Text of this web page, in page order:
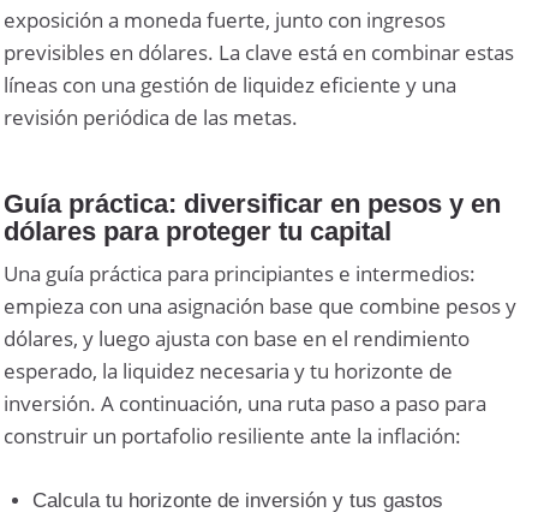
exposición a moneda fuerte, junto con ingresos
previsibles en dólares. La clave está en combinar estas
líneas con una gestión de liquidez eficiente y una
revisión periódica de las metas.
Guía práctica: diversificar en pesos y en
dólares para proteger tu capital
Una guía práctica para principiantes e intermedios:
empieza con una asignación base que combine pesos y
dólares, y luego ajusta con base en el rendimiento
esperado, la liquidez necesaria y tu horizonte de
inversión. A continuación, una ruta paso a paso para
construir un portafolio resiliente ante la inflación:
Calcula tu horizonte de inversión y tus gastos